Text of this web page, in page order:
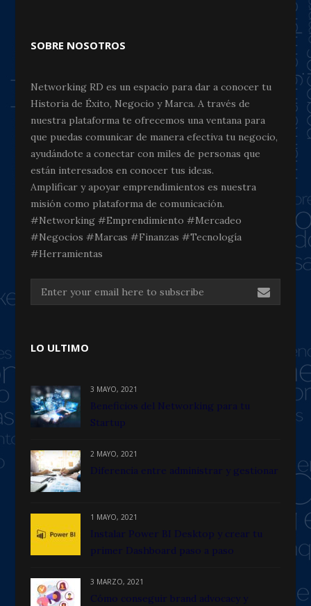
SOBRE NOSOTROS
Networking RD es un espacio para dar a conocer tu
Historia de Éxito, Negocio y Marca. A través de
nuestra plataforma te ofrecemos una ventana para
que puedas comunicar de manera efectiva tu negocio,
ayudándote a conectar con miles de personas que
están interesados en conocer tus ideas.
Amplificar y apoyar emprendimientos es nuestra
misión como plataforma de comunicación.
#Networking #Emprendimiento #Mercadeo
#Negocios #Marcas #Finanzas #Tecnología
#Herramientas
LO ULTIMO
3 MAYO, 2021
Beneficios del Networking para tu
Startup
2 MAYO, 2021
Diferencia entre administrar y gestionar
1 MAYO, 2021
Instalar Power BI Desktop y crear tu
primer Dashboard paso a paso
3 MARZO, 2021
Cómo conseguir brand advocacy y